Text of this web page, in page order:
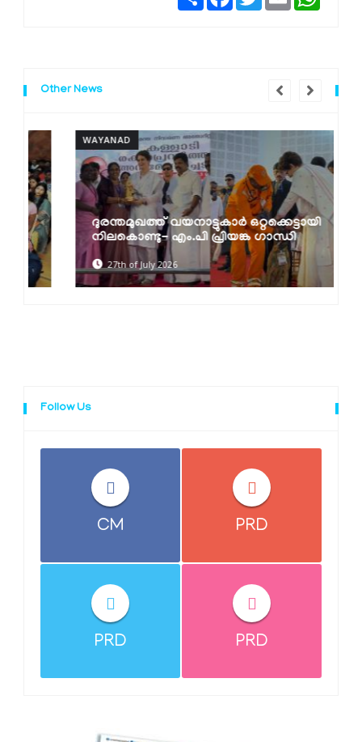
Other News
WAYANAD
ദുരന്തമുഖത്ത് വയനാട്ടുകാര്‍ ഒറ്റക്കെട്ടായി
നിലകൊണ്ടു- എം.പി പ്രിയങ്ക ഗാന്ധി
27th of July 2026
Follow Us
CM PRD
PRD PRD